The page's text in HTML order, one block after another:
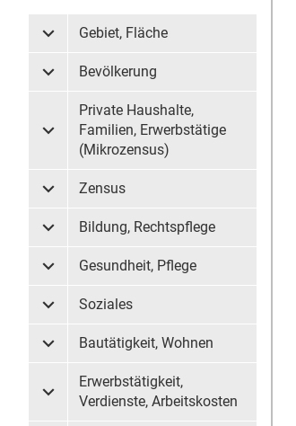
Untermenü Gebiet, Fläche
Gebiet, Fläche
Untermenü Bevölkerung
Bevölkerung
Untermenü Private Haushalte,
Private Haushalte,
Familien, Erwerbstätige
(Mikrozensus)
Untermenü Zensus
Zensus
Untermenü Bildung, Rechtspflege
Bildung, Rechtspflege
Untermenü Gesundheit, Pflege
Gesundheit, Pflege
Untermenü Soziales
Soziales
Untermenü Bautätigkeit, Wohnen
Bautätigkeit, Wohnen
Untermenü Erwerbstätigkeit,
Erwerbstätigkeit,
Verdienste, Arbeitskosten